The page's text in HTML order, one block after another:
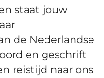
staat jouw
de Nederlandse
en geschrift
reistijd naar ons